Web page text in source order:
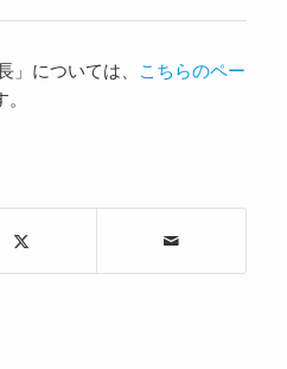
」については、
こちらのペー